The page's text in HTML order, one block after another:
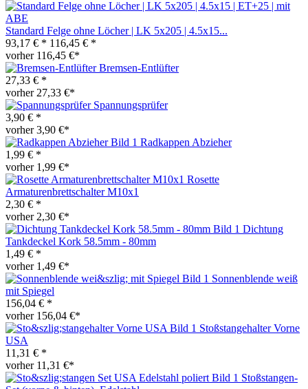
Standard Felge ohne Löcher | LK 5x205 | 4.5x15...
93,17 € * 116,45 € *
vorher 116,45 €*
Bremsen-Entlüfter
27,33 € *
vorher 27,33 €*
Spannungsprüfer
3,90 € *
vorher 3,90 €*
Radkappen Abzieher
1,99 € *
vorher 1,99 €*
Rosette
Armaturenbrettschalter M10x1
2,30 € *
vorher 2,30 €*
Dichtung
Tankdeckel Kork 58.5mm - 80mm
1,49 € *
vorher 1,49 €*
Sonnenblende weiß
mit Spiegel
156,04 € *
vorher 156,04 €*
Stoßstangehalter Vorne
USA
11,31 € *
vorher 11,31 €*
Stoßstangen-